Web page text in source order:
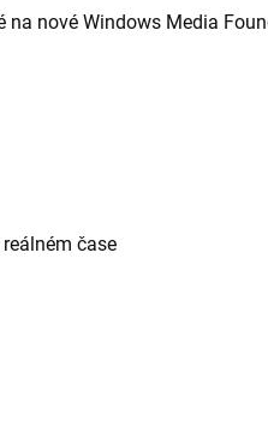
na nové Windows Media
čase